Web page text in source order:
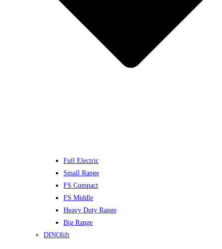
Full Electric
Small Range
FS Compact
FS Middle
Heavy Duty Range
Big Range
DINOlift